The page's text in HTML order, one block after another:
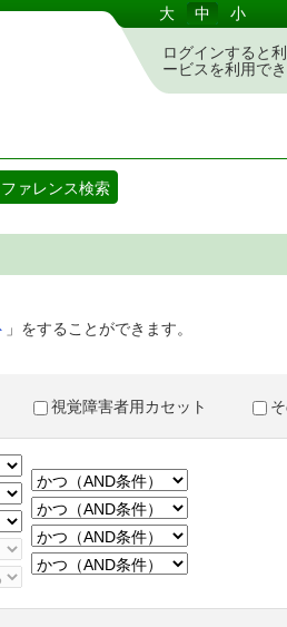
大 中 小
ログインすると
ービスを利用でき
ファレンス検索
」をすることができます。
視覚障害者用カセット